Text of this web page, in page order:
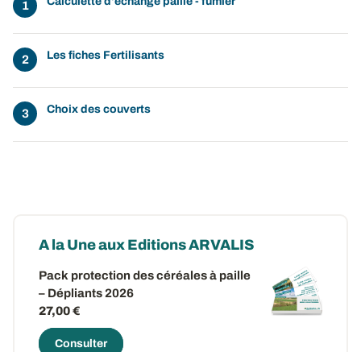
Les fiches Fertilisants
Choix des couverts
A la Une aux Editions ARVALIS
Pack protection des céréales à paille
– Dépliants 2026
27,00 €
Consulter